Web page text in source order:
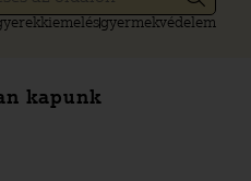
gyermekvédelem
kapunk